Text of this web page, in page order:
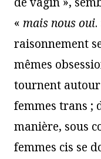
« mais nous oui
raisonnement
mêmes
tournent autour
femmes trans ;
manière, sous
femmes cis se